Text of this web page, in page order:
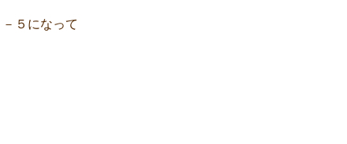
５になって